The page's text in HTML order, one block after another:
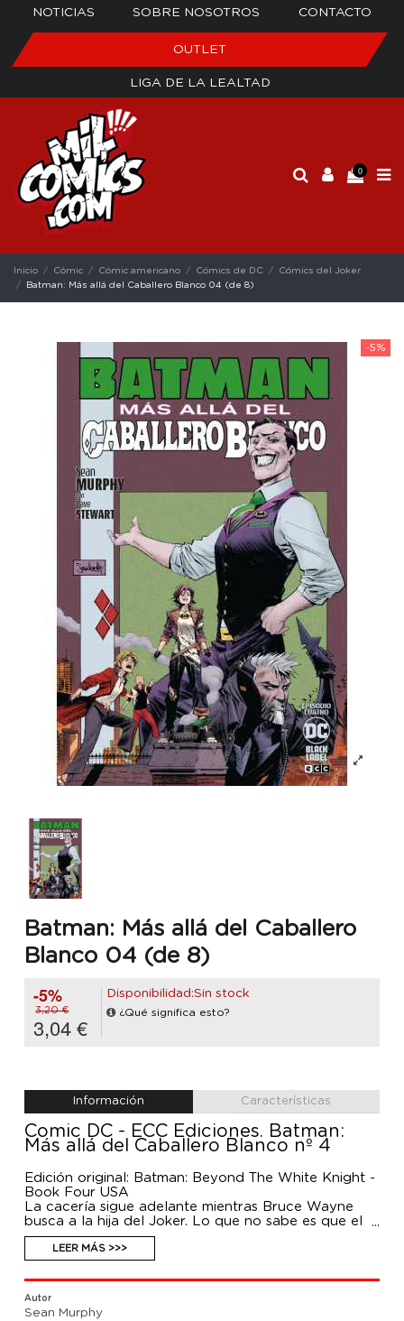
NOTICIAS SOBRE NOSOTROS CONTACTO
OUTLET
LIGA DE LA LEALTAD
0
Inicio Cómic Cómic americano Cómics de DC
Cómics del Joker
Batman: Más allá del Caballero Blanco 04 (de 8)
-5%
Batman: Más allá del Caballero
Blanco 04 (de 8)
-5%
3,20 €
3,04 €
Disponibilidad:Sin stock
¿Qué significa esto?
Información Características
Comic DC - ECC Ediciones. Batman:
Más allá del Caballero Blanco nº 4
Edición original: Batman: Beyond The White Knight -
Book Four USA
La cacería sigue adelante mientras Bruce Wayne
busca a la hija del Joker. Lo que no sabe es que el
nuevo Batman está entre las sombras, acechando,
esperando el momento propicio para atacar y
acabar con los antiguos protectores de la ciudad.
LEER MÁS >>>
Autor
Sean Murphy